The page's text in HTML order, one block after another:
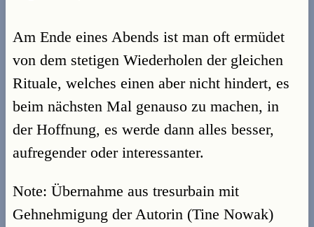
Am Ende eines Abends ist man oft ermüdet
von dem stetigen Wiederholen der gleichen
Rituale, welches einen aber nicht hindert, es
beim nächsten Mal genauso zu machen, in
der Hoffnung, es werde dann alles besser,
aufregender oder interessanter.
Note: Übernahme aus tresurbain mit
Gehnehmigung der Autorin (Tine Nowak)